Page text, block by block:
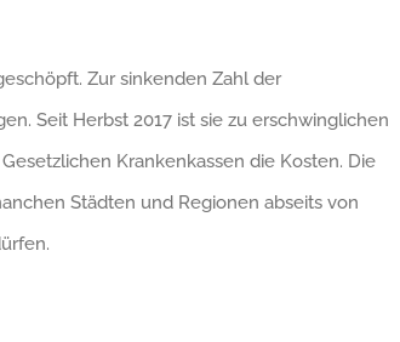
Zur sinkenden Zahl der
Seit Herbst 2017 ist sie zu erschwinglichen
Krankenkassen die Kosten. Die
Städten und Regionen abseits von